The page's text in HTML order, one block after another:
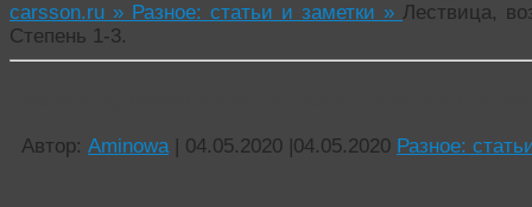
carsson.ru » Разное: статьи и заметки » Лествица,
Степень 1-3.
Автор: Aminowa | 04.05.2020 |04.05.2020 Разное: